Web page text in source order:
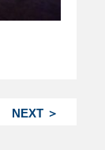
NEXT ＞